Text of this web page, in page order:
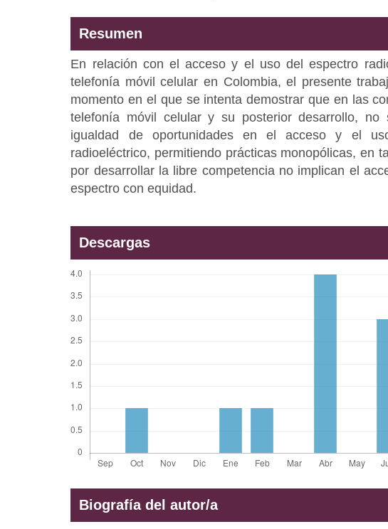
Resumen
En relación con el acceso y el uso del espectro
telefonía móvil celular en Colombia, el presente
momento en el que se intenta demostrar que en las
telefonía móvil celular y su posterior desarrollo, no
igualdad de oportunidades en el acceso y el
radioeléctrico, permitiendo prácticas monopólicas, en
por desarrollar la libre competencia no implican el
espectro con equidad.
Descargas
Biografía del autor/a